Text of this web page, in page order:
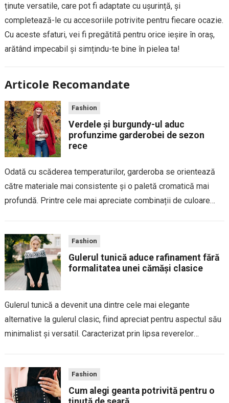
ținute versatile, care pot fi adaptate cu ușurință, și
completează-le cu accesoriile potrivite pentru fiecare ocazie.
Cu aceste sfaturi, vei fi pregătită pentru orice ieșire în oraș,
arătând impecabil și simțindu-te bine în pielea ta!
Articole Recomandate
Fashion
Verdele și burgundy-ul aduc
profunzime garderobei de sezon
rece
Odată cu scăderea temperaturilor, garderoba se orientează
către materiale mai consistente și o paletă cromatică mai
profundă. Printre cele mai apreciate combinații de culoare
Fashion
Gulerul tunică aduce rafinament fără
formalitatea unei cămăși clasice
Gulerul tunică a devenit una dintre cele mai elegante
alternative la gulerul clasic, fiind apreciat pentru aspectul său
minimalist și versatil. Caracterizat prin lipsa reverelor
Fashion
Cum alegi geanta potrivită pentru o